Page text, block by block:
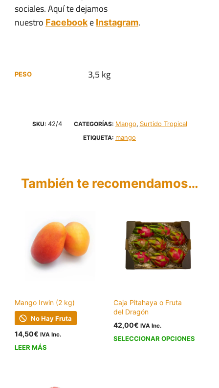
sociales. Aquí te dejamos
nuestro Facebooke Instagram.
PESO 3,5 kg
SKU: 42/4 CATEGORÍAS: Mango, Surtido Tropical
ETIQUETA: mango
También te recomendamos…
Mango Irwin (2 kg)
No Hay Fruta
14,50€ IVA Inc.
LEER MÁS
Caja Pitahaya o Fruta
del Dragón
42,00€ IVA Inc.
SELECCIONAR OPCIONESEste